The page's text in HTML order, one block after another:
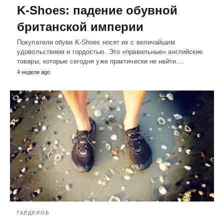
K-Shoes: падение обувной
британской империи
Покупатели обуви K-Shoes носят их с величайшим
удовольствием и гордостью. Это «правильные» английские
товары, которые сегодня уже практически не найти.…
4 недели ago
ГАРДЕРОБ